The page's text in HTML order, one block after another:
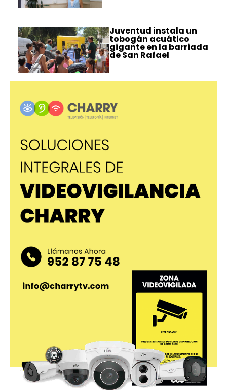
Juventud instala un
tobogán acuático
gigante en la barriada
de San Rafael